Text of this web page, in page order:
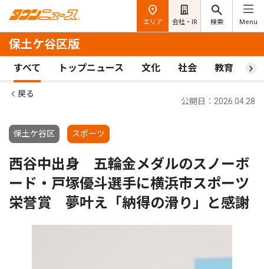
エリア 会社・IR 検索 Menu
保土ケ谷区版
すべて トップニュース 文化 社会 教育 ス
戻る
保土ケ谷区 スポーツ
公開日：2026.04.28
西谷中出身 五輪金メダルのスノーボ
ード・戸塚優斗選手に横浜市スポーツ
栄誉賞 夢叶え「納得の滑り」と感謝